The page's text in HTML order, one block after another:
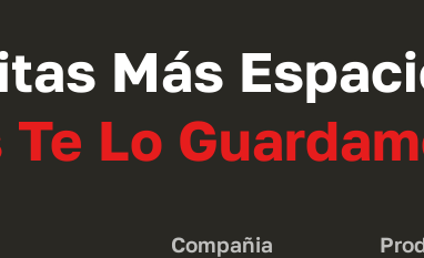
Más
Lo
Compañia